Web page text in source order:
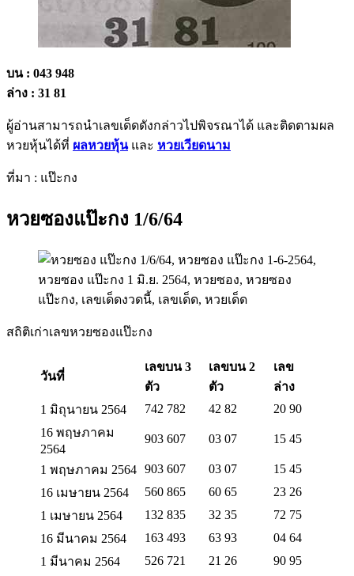
บน : 043 948
ล่าง : 31 81
ผู้อ่านสามารถนำเลขเด็ดดังกล่าวไปพิจรณาได้ และติดตามผล
หวยหุ้นได้ที่ ผลหวยหุ้นและ หวยเวียดนาม
ที่มา : แป๊ะกง
หวยซองแป๊ะกง 1/6/64
สถิติเก่าเลขหวยซองแป๊ะกง
วันที่
เลขบน 3
ตัว
เลขบน 2
ตัว
เลข
ล่าง
1 มิถุนายน 2564
742 782 42 82
20 90
16 พฤษภาคม
2564
903 607 03 07 15 45
1 พฤษภาคม 2564 903 607 03 07
15 45
16 เมษายน 2564
560 865 60 65
23 26
1 เมษายน 2564
132 835 32 35
72 75
16 มีนาคม 2564
163 493 63 93
04 64
1 มีนาคม 2564
526 721 21 26
90 95